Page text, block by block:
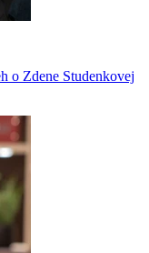
o Zdene Studenkovej